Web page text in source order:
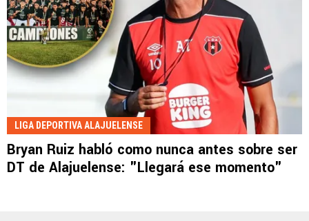
LIGA DEPORTIVA ALAJUELENSE
Bryan Ruiz habló como nunca antes sobre ser
DT de Alajuelense: "Llegará ese momento"